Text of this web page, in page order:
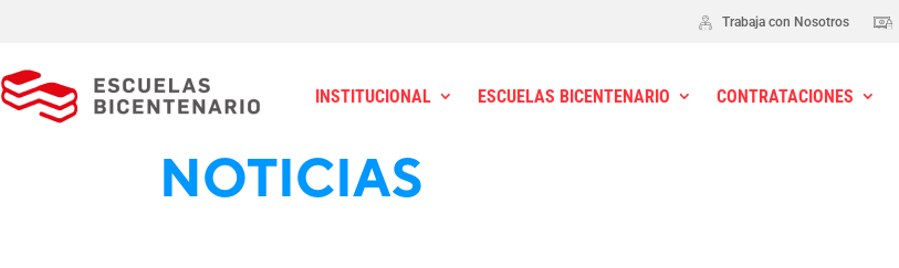
Trabaja con Nosotros
INSTITUCIONAL ESCUELAS BICENTENARIO CONTRATACIONES
NOTICIAS